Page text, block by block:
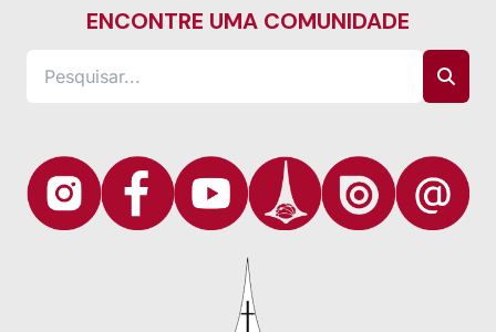
ENCONTRE UMA COMUNIDADE